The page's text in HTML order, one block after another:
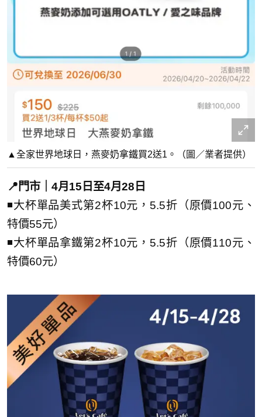
▲全家世界地球日，燕麥奶拿鐵買2送1。（圖／業者提供）
📍門市｜4月15日至4月28日
◾大杯單品美式第2杯10元，5.5折（原價100元、
特價55元）
◾大杯單品拿鐵第2杯10元，5.5折（原價110元、
特價60元）